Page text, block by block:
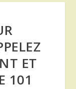
ET
101